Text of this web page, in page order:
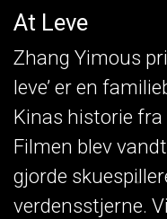
At Leve
Zhang Yimous
leve’ er en
Kinas historie fra
Filmen blev
gjorde
verdensstjerne.